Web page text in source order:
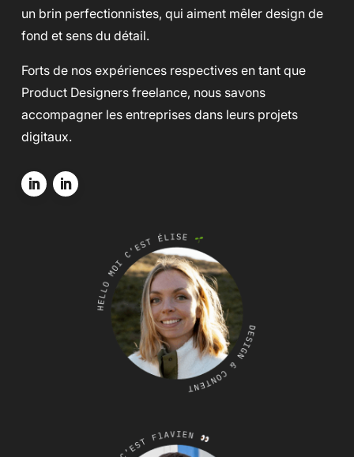
un brin perfectionnistes, qui aiment mêler design de
fond et sens du détail.
Forts de nos expériences respectives en tant que
Product Designers freelance, nous savons
accompagner les entreprises dans leurs projets
digitaux.